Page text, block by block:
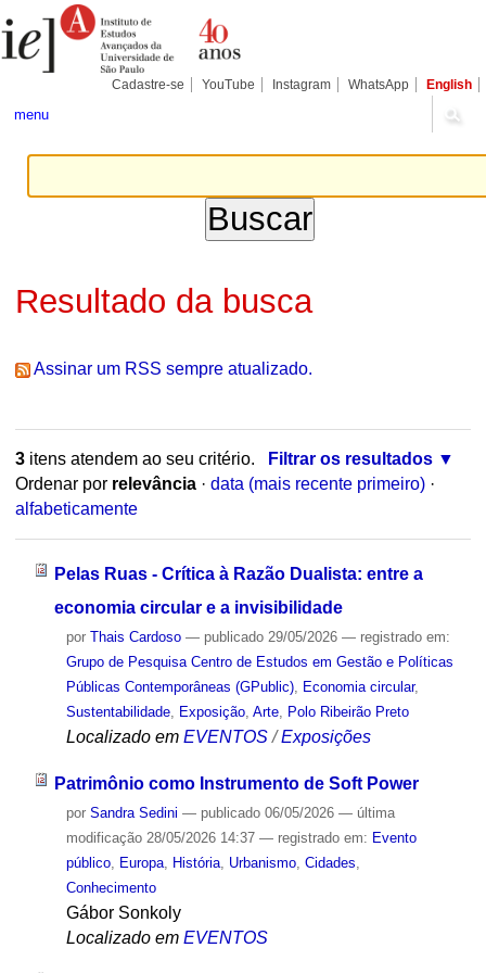
para
conteúdo.
Pessoais
Cadastre-se YouTube Instagram WhatsApp English
menu
Resultado da busca
Assinar um RSS sempre atualizado.
3itens atendem ao seu critério.
Filtrar os resultados
Ordenar por relevância · data (mais recente primeiro) ·
alfabeticamente
Pelas Ruas - Crítica à Razão Dualista: entre a
economia circular e a invisibilidade
por Thais Cardoso — publicado29/05/2026 — registrado em:
Grupo de Pesquisa Centro de Estudos em Gestão e Políticas
Públicas Contemporâneas (GPublic), Economia circular,
Sustentabilidade, Exposição, Arte, Polo Ribeirão Preto
Localizado em EVENTOS /Exposições
Patrimônio como Instrumento de Soft Power
por Sandra Sedini — publicado06/05/2026 — última
modificação28/05/2026 14:37 — registrado em: Evento
público, Europa, História, Urbanismo, Cidades
Conhecimento
Gábor Sonkoly
Localizado em EVENTOS